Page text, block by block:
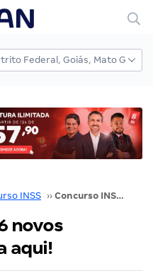
INSS ›› Concurso INSS: 276 novos nomeados! Confira aqui!
novos
aqui!